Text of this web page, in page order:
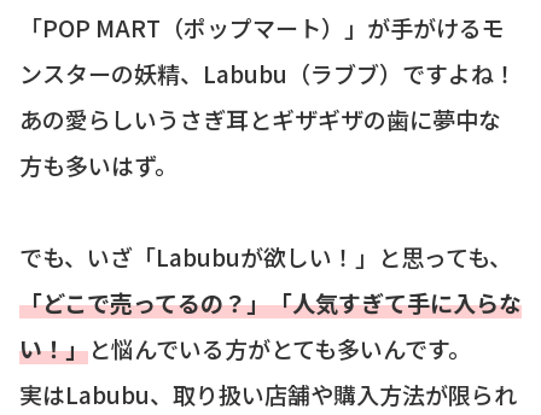
「POP MART（ポップマート）」が手がけるモ
ンスターの妖精、Labubu（ラブブ）ですよね！
あの愛らしいうさぎ耳とギザギザの歯に夢中な
方も多いはず。
でも、いざ「Labubuが欲しい！」と思っても、
「どこで売ってるの？」「人気すぎて手に入らな
い！」と悩んでいる方がとても多いんです。
実はLabubu、取り扱い店舗や購入方法が限られ